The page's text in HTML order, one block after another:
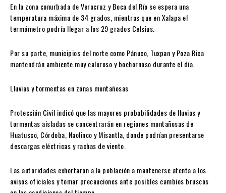
En la zona conurbada deVeracruz yBoca del Río se espera una
temperatura máxima de 34 grados, mientras que enXalapa el
termómetro podría llegar a los 29 grados Celsius.
Por su parte, municipios del norte como Pánuco TuxpanyPoza Rica
mantendrán ambiente muy caluroso y bochornoso durante el día.
Lluvias y tormentas en zonas montañosas
Protección Civil indicó que las mayores probabilidades de lluvias y
tormentas aisladas se concentrarán en regiones montañosas de
Huatusco Córdoba NaolincoyMisantla , donde podrían presentarse
descargas eléctricas y rachas de viento.
Las autoridades exhortaron a la población a mantenerse atenta a los
avisos oficiales y tomar precauciones ante posibles cambios bruscos